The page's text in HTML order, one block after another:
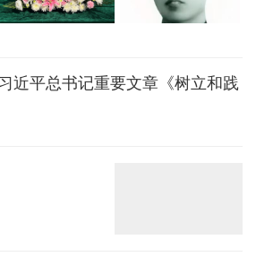
近平总书记重要文章《树立和践